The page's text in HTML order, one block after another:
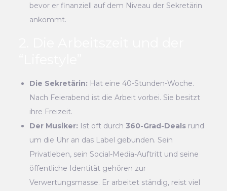
bevor er finanziell auf dem Niveau der Sekretärin
ankommt.
Die Sekretärin: Hat eine 40-Stunden-Woche.
Nach Feierabend ist die Arbeit vorbei. Sie besitzt
ihre Freizeit.
Der Musiker: Ist oft durch 360-Grad-Deals rund
um die Uhr an das Label gebunden. Sein
Privatleben, sein Social-Media-Auftritt und seine
öffentliche Identität gehören zur
Verwertungsmasse. Er arbeitet ständig, reist viel